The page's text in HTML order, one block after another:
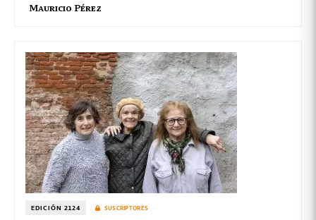
Mauricio Pérez
EDICIÓN 2124 SUSCRIPTORES